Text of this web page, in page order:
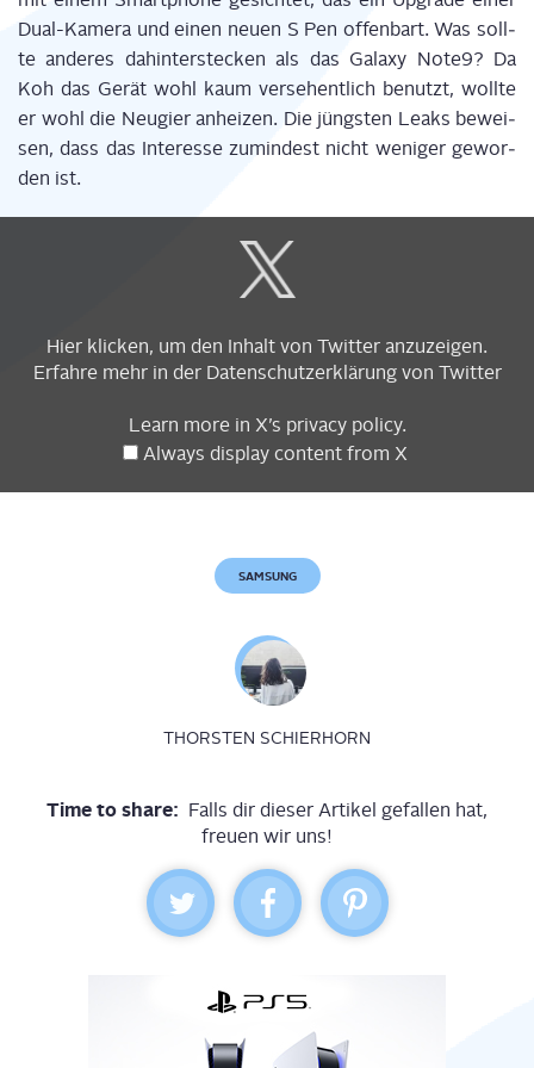
Dual-Kame­ra und einen neu­en S Pen offen­bart. Was soll­
te ande­res dahin­ter­ste­cken als das Gala­xy Note9? Da
Koh das Gerät wohl kaum ver­se­hent­lich benutzt, woll­te
er wohl die Neu­gier anhei­zen. Die jüngs­ten Leaks bewei­
sen, dass das Inter­es­se zumin­dest nicht weni­ger gewor­
den ist.
content
from
Hier kli­cken, um den Inhalt von Twit­ter anzuzeigen.
Erfah­re mehr in der Daten­schutz­er­klä­rungvon Twitter
Learn more in X’s pri­va­cy poli­cy.
Always dis­play con­tent from X
SAMSUNG
THORSTEN SCHIERHORN
Time to share: Falls dir dieser Artikel gefallen hat,
freuen wir uns!